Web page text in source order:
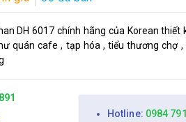
DH 6017 chính hãng của Korean
quán cafe , tạp hóa , tiểu thương chợ
Hotline: 0984